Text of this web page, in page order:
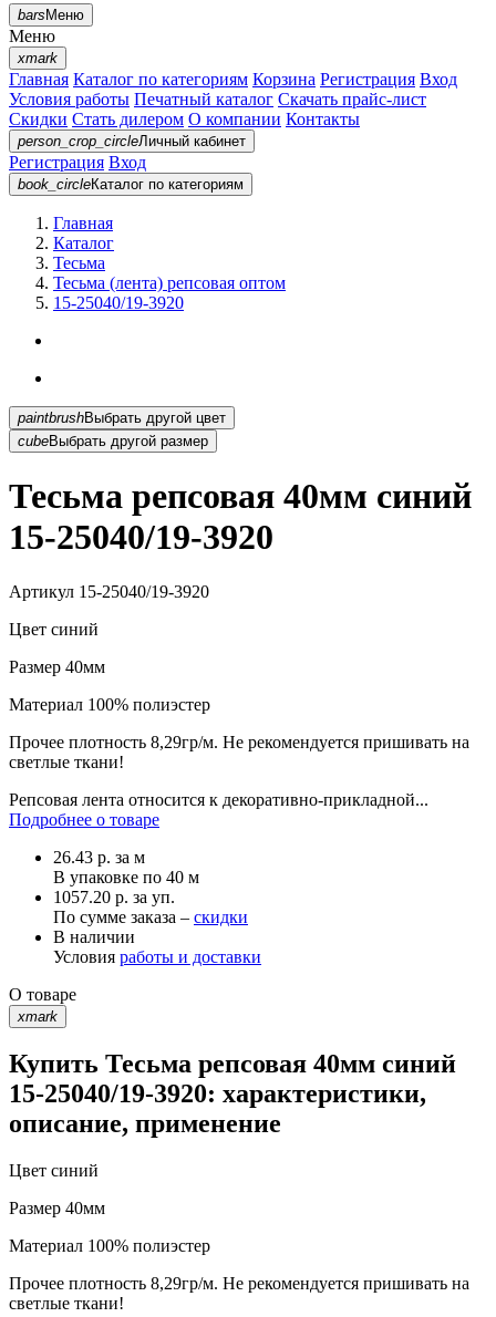
barsМеню
Меню
xmark
Главная Каталог по категориям Корзина Регистрация Вход
Условия работы Печатный каталог Скачать прайс-лист
Скидки Стать дилером О компании Контакты
person_crop_circleЛичный кабинет
Регистрация Вход
book_circleКаталог по категориям
Главная
Каталог
Тесьма
Тесьма (лента) репсовая оптом
15-25040/19-3920
paintbrush
Выбрать другой цвет
cubeВыбрать другой размер
Тесьма репсовая 40мм синий
15-25040/19-3920
Артикул 15-25040/19-3920
Цвет синий
Размер 40мм
Материал 100% полиэстер
Прочее плотность 8,29гр/м. Не рекомендуется пришивать на
светлые ткани!
Репсовая лента относится к декоративно-прикладной...
Подробнее о товаре
26.43 р. за м
В упаковке по 40 м
1057.20 р. за уп.
По сумме заказа – скидки
В наличии
Условия работы и доставки
О товаре
xmark
Купить Тесьма репсовая 40мм синий
15-25040/19-3920: характеристики,
описание, применение
Цвет синий
Размер 40мм
Материал 100% полиэстер
Прочее плотность 8,29гр/м. Не рекомендуется пришивать на
светлые ткани!